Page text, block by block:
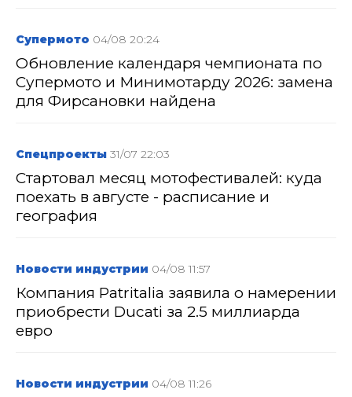
Супермото 04/08 20:24
Обновление календаря чемпионата по
Супермото и Минимотарду 2026: замена
для Фирсановки найдена
Спецпроекты 31/07 22:03
Стартовал месяц мотофестивалей: куда
поехать в августе - расписание и
география
Новости индустрии 04/08 11:57
Компания Patritalia заявила о намерении
приобрести Ducati за 2.5 миллиарда
евро
Новости индустрии 04/08 11:26